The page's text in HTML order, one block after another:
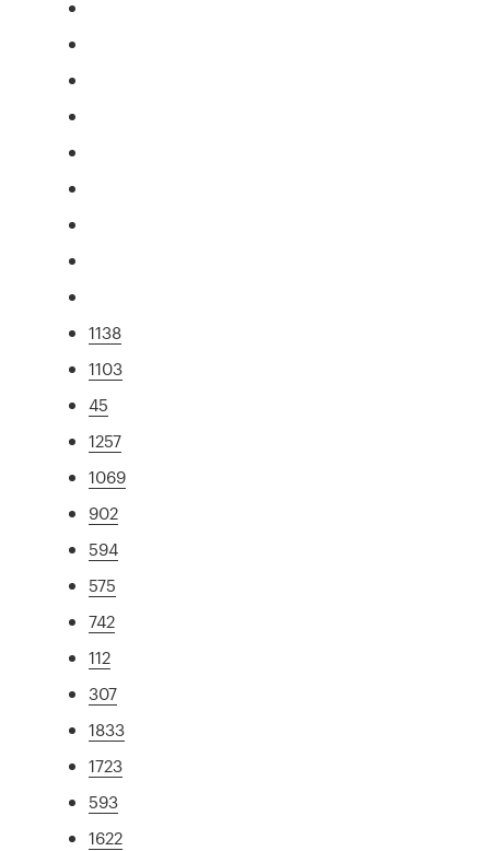
1138
1103
45
1257
1069
902
594
575
742
112
307
1833
1723
593
1622